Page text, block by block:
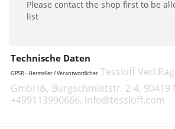
Please contact the shop first to be
list
Technische Daten
GPSR - Hersteller / Verantwortlicher Tessloff
GmbH&, Burgschmietstr. 2-4, 90419
+499113990666, info@tessloff.com